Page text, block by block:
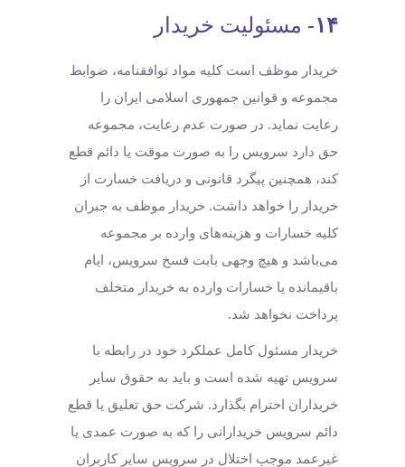
۱۴- مسئولیت خریدار
خریدار موظف است کلیه مواد توافقنامه، ضوابط
مجموعه و قوانین جمهوری اسلامی ایران را
رعایت نماید. در صورت عدم رعایت، مجموعه
حق دارد سرویس را به صورت موقت یا دائم قطع
کند، همچنین پیگرد قانونی و دریافت خسارت از
خریدار را خواهد داشت. خریدار موظف به جبران
کلیه خسارات و هزینه‌های وارده بر مجموعه
می‌باشد و هیچ وجهی بابت فسخ سرویس، ایام
باقیمانده یا خسارات وارده به خریدار متخلف
پرداخت نخواهد شد.
خریدار مسئول کامل عملکرد خود در رابطه با
سرویس تهیه شده است و باید به حقوق سایر
خریداران احترام بگذارد. شرکت حق تعلیق یا قطع
دائم سرویس خریدارانی را که به صورت عمدی یا
غیرعمد موجب اختلال در سرویس سایر کاربران